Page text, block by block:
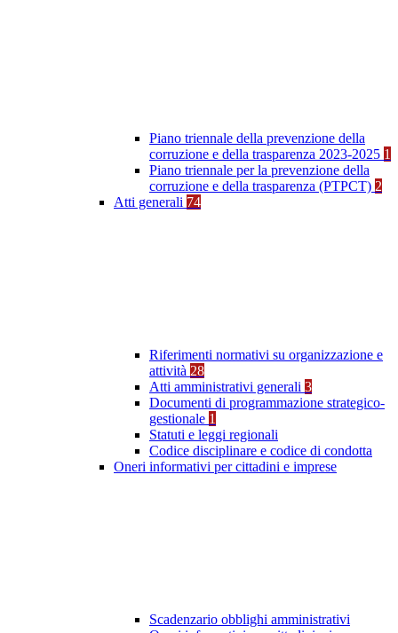
Piano triennale della prevenzione della
corruzione e della trasparenza 2023-2025 1
Piano triennale per la prevenzione della
corruzione e della trasparenza (PTPCT) 2
Atti generali 74
Riferimenti normativi su organizzazione e
attività 28
Atti amministrativi generali 3
Documenti di programmazione strategico-
gestionale 1
Statuti e leggi regionali
Codice disciplinare e codice di condotta
Oneri informativi per cittadini e imprese
Scadenzario obblighi amministrativi